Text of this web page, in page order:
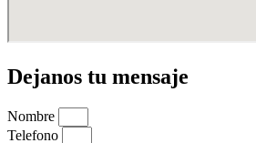
Dejanos tu mensaje
Nombre
Telefono